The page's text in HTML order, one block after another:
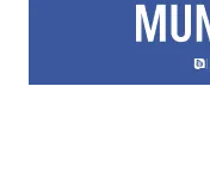
ESTADOS UNIDOS